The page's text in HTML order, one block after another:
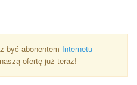
być abonentem Internetu
ofertę już teraz!